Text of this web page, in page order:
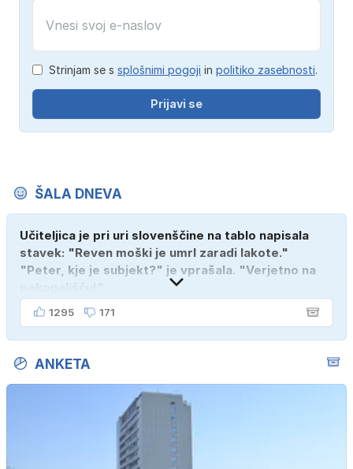
Strinjam se s splošnimi pogoji in politiko zasebnosti.
Prijavi se
ŠALA DNEVA
Učiteljica je pri uri slovenščine na tablo napisala
stavek: "Reven moški je umrl zaradi lakote."
"Peter, kje je subjekt?" je vprašala. "Verjetno na
1295 171
ANKETA